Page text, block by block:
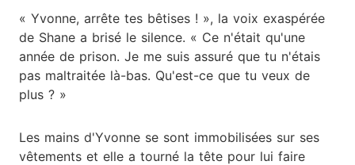
« Yvonne, arrête tes bêtises ! », la voix exaspérée
de Shane a brisé le silence. « Ce n'était qu'une
année de prison. Je me suis assuré que tu n'étais
pas maltraitée là-bas. Qu'est-ce que tu veux de
plus ? »
Les mains d'Yvonne se sont immobilisées sur ses
vêtements et elle a tourné la tête pour lui faire